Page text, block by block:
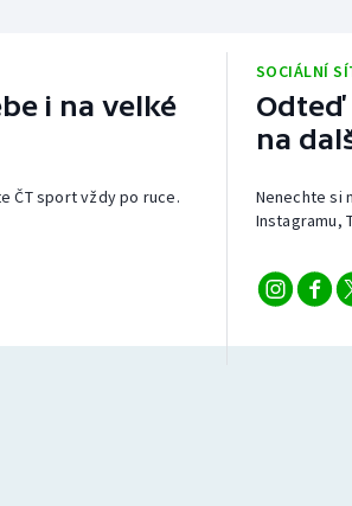
i na velké
ČT sport vždy po ruce.
SOCIÁLNÍ
Odteď
na
Nenechte si
Instagramu,